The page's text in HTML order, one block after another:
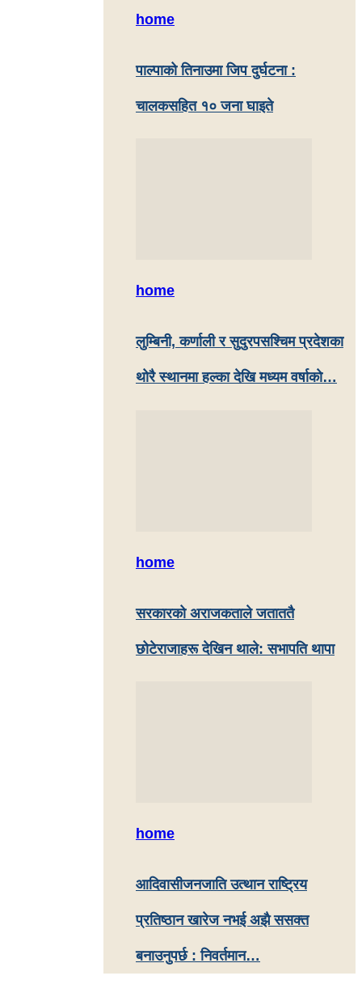
home
पाल्पाको तिनाउमा जिप दुर्घटना :
चालकसहित १० जना घाइते
home
लुम्बिनी, कर्णाली र सुदुरपसश्चिम प्रदेशका
थोरै स्थानमा हल्का देखि मध्यम वर्षाकाे…
home
सरकारको अराजकताले जताततै
छोटेराजाहरू देखिन थाले: सभापति थापा
home
आदिवासीजनजाति उत्थान राष्ट्रिय
प्रतिष्ठान खारेज नभई अझै ससक्त
बनाउनुपर्छ : निवर्तमान…